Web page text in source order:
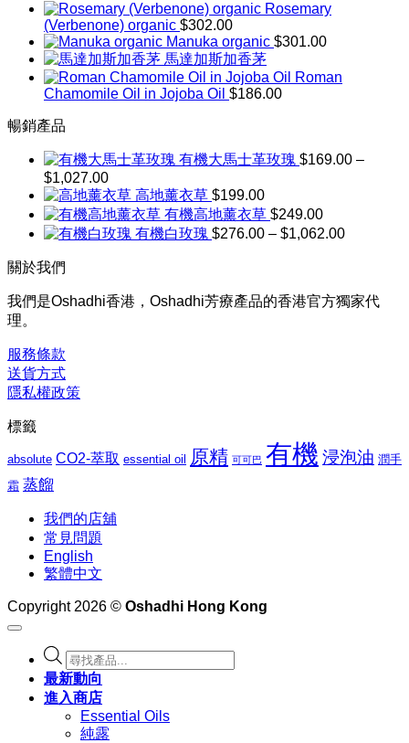
圍：
$143.00
到
$247.00
Rosemary
(Verbenone) organic $302.00
Manuka organic $301.00
馬達加斯加香茅
Roman
Chamomile Oil in Jojoba Oil $186.00
暢銷產品
有機大馬士革玫瑰 $169.00 –
$1,027.00價
格
範
圍：
高地薰衣草 $199.00
有機高地薰衣草 $249.00
有機白玫瑰 $276.00 – $1,062.00價
圍：
$276.00
關於我們
我們是Oshadhi香港，Oshadhi芳療產品的香港官方獨家代
理。
服務條款
送貨方式
隱私權政策
標籤
absolute CO2-萃取 essential oil 原精 可可巴 有機 浸泡油 潤手
霜 蒸餾
我們的店舖
常見問題
English
繁體中文
Copyright 2026 © Oshadhi Hong Kong
Products
search
最新動向
進入商店
Essential Oils
純露